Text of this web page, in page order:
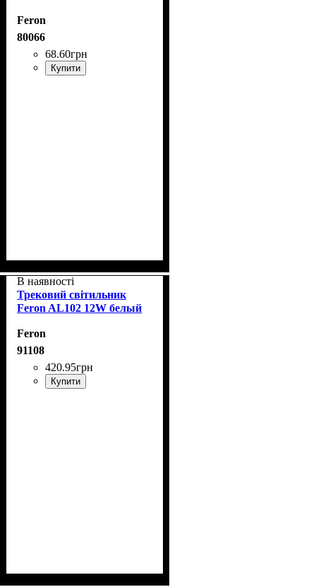
Feron
80066
68.60грн
Купити
В наявності
Трековий світильник
Feron AL102 12W белый
Feron
91108
420.95грн
Купити